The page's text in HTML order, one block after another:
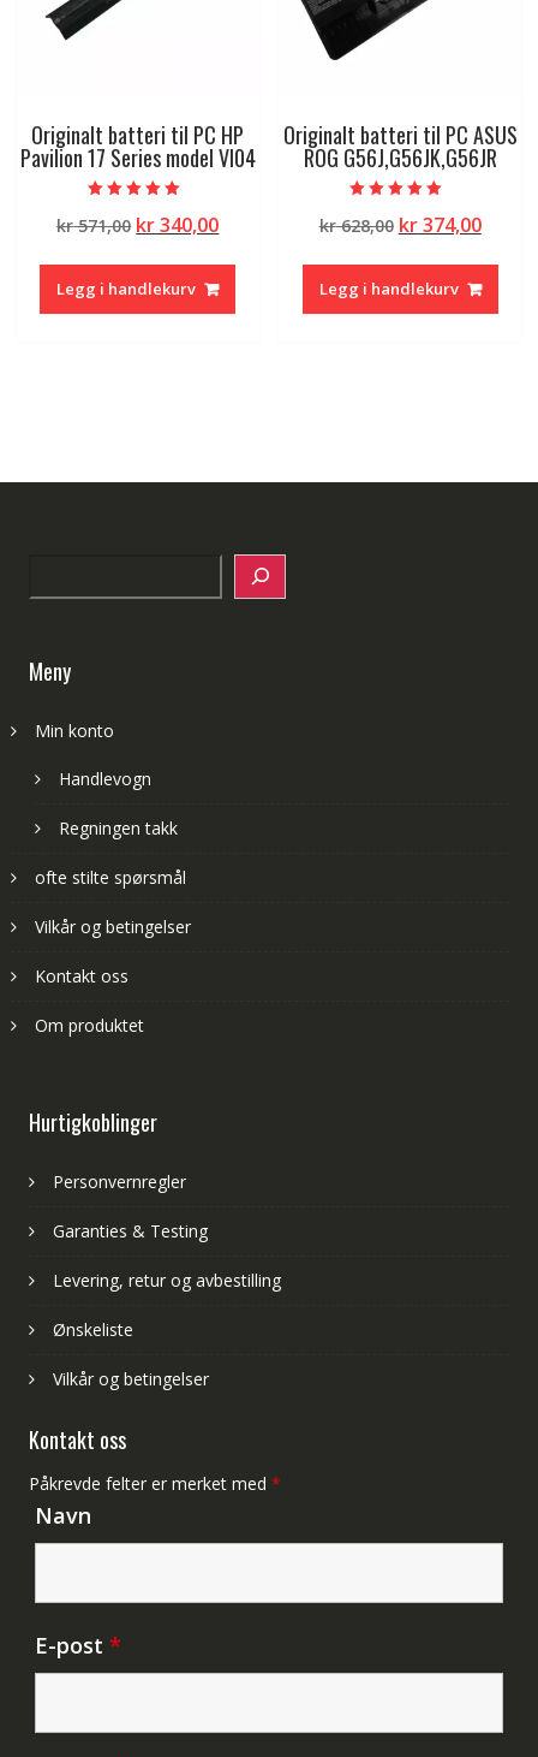
Originalt batteri til PC HP
Pavilion 17 Series model VI04
5.00
av 5
kr571,00 Opprinnelig
var:
kr 571,00.
kr340,00Nåværende
kr 340,00.
Legg i handlekurv
Originalt batteri til PC ASUS
ROG G56J,G56JK,G56JR
5.00
av 5
kr628,00 Opprinnelig
var:
kr 628,00.
kr374,00
kr
Legg i handlekurv
Meny
Min konto
Handlevogn
Regningen takk
ofte stilte spørsmål
Vilkår og betingelser
Kontakt oss
Om produktet
Hurtigkoblinger
Personvernregler
Garanties & Testing
Levering, retur og avbestilling
Ønskeliste
Vilkår og betingelser
Kontakt oss
Påkrevde felter er merket med *
Navn
E-post *